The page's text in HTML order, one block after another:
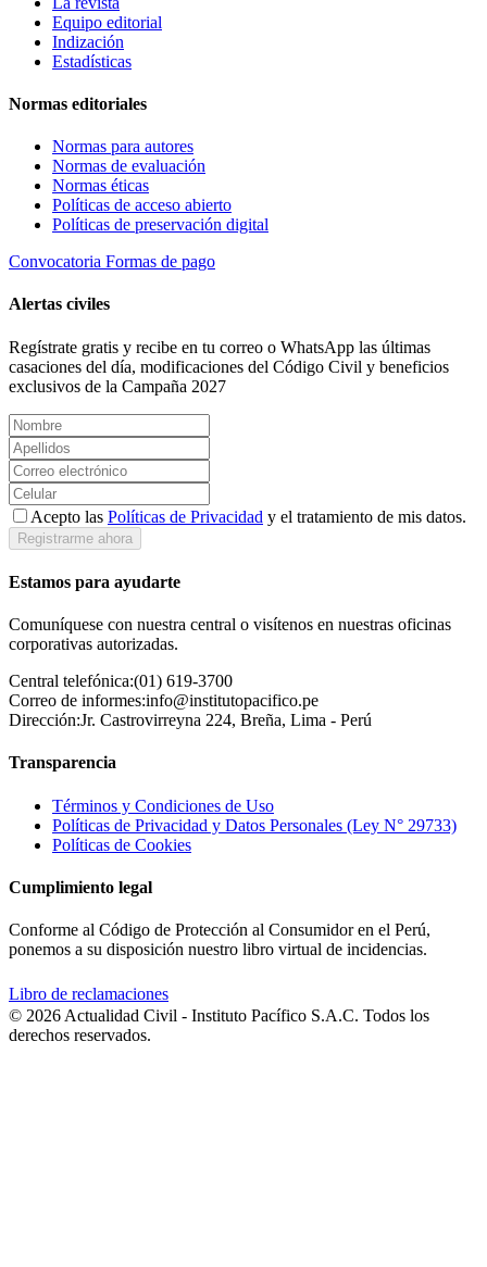
Equipo editorial
Indización
Estadísticas
Normas editoriales
Normas para autores
Normas de evaluación
Normas éticas
Políticas de acceso abierto
Políticas de preservación digital
Convocatoria Formas de pago
Alertas civiles
Regístrate gratis y recibe en tu correo o WhatsApp las últimas
casaciones del día, modificaciones del Código Civil y beneficios
exclusivos de la Campaña 2027
Acepto las Políticas de Privacidad y el tratamiento de mis datos.
Registrarme ahora
Estamos para ayudarte
Comuníquese con nuestra central o visítenos en nuestras oficinas
corporativas autorizadas.
Central telefónica:(01) 619-3700
Correo de informes:info@institutopacifico.pe
Dirección:Jr. Castrovirreyna 224, Breña, Lima - Perú
Transparencia
Términos y Condiciones de Uso
Políticas de Privacidad y Datos Personales (Ley N° 29733)
Políticas de Cookies
Cumplimiento legal
Conforme al Código de Protección al Consumidor en el Perú,
ponemos a su disposición nuestro libro virtual de incidencias.
Libro de reclamaciones
© 2026 Actualidad Civil - Instituto Pacífico S.A.C. Todos los
derechos reservados.